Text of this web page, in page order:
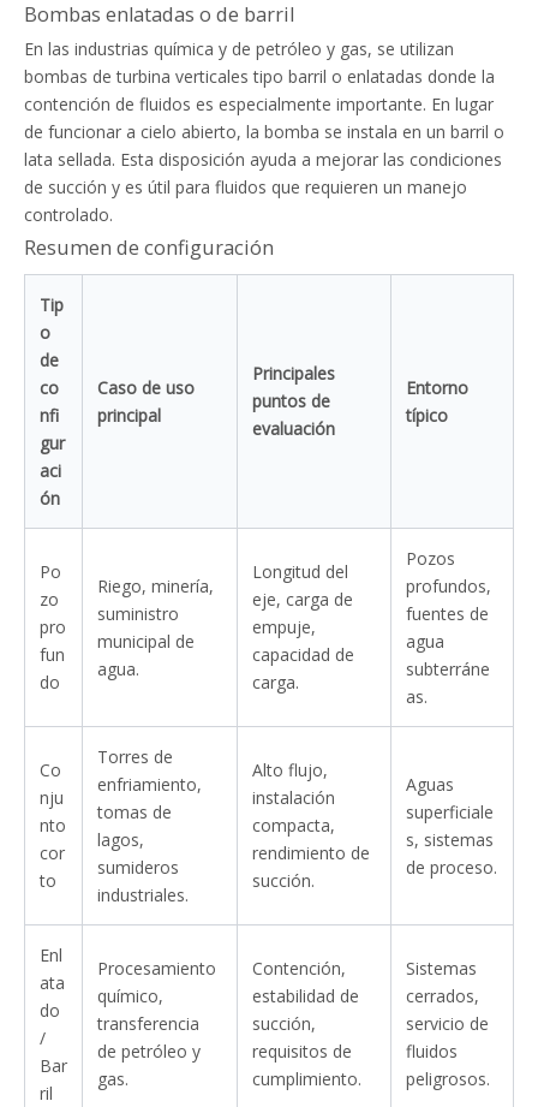
Bombas enlatadas o de barril
En las industrias química y de petróleo y gas, se utilizan
bombas de turbina verticales tipo barril o enlatadas donde la
contención de fluidos es especialmente importante. En lugar
de funcionar a cielo abierto, la bomba se instala en un barril o
lata sellada. Esta disposición ayuda a mejorar las condiciones
de succión y es útil para fluidos que requieren un manejo
controlado.
Resumen de configuración
Tip
o
de
co
nfi
gur
aci
ón
Caso de uso
principal
Principales
puntos de
evaluación
Entorno
típico
Po
zo
pro
fun
do
Riego, minería,
suministro
municipal de
agua.
Longitud del
eje, carga de
empuje,
capacidad de
carga.
Pozos
profundos,
fuentes de
agua
subterráne
as.
Co
nju
nto
cor
to
Torres de
enfriamiento,
tomas de
lagos,
sumideros
industriales.
Alto flujo,
instalación
compacta,
rendimiento de
succión.
Aguas
superficiale
s, sistemas
de proceso.
Enl
ata
do
/
Bar
ril
Procesamiento
químico,
transferencia
de petróleo y
gas.
Contención,
estabilidad de
succión,
requisitos de
cumplimiento.
Sistemas
cerrados,
servicio de
fluidos
peligrosos.